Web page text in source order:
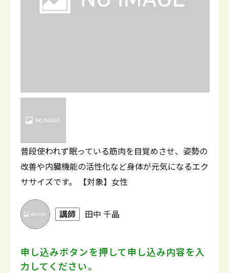
普段使われず眠っている筋肉を目覚めさせ、姿勢の
改善や内臓機能の活性化など身体が元気になるエク
ササイズです。 【対象】女性
講師 田中 千晶
申し込みボタンを押して申し込み内容を入
力してください。